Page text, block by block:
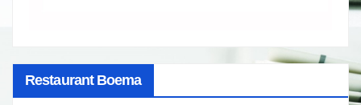
Restaurant Boema